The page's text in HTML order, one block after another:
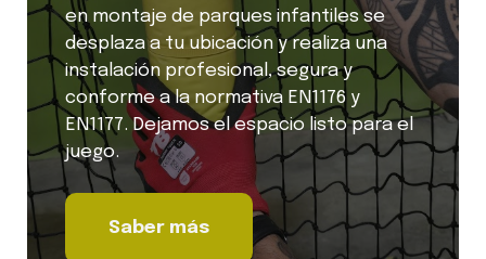
en montaje de parques infantiles se
desplaza a tu ubicación y realiza una
instalación profesional, segura y
conforme a la normativa EN1176 y
EN1177. Dejamos el espacio listo para el
juego.
Saber más